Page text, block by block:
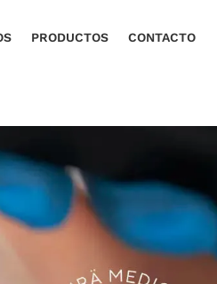
PRODUCTOS CONTACTO